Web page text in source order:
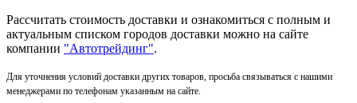
Рассчитать стоимость доставки и ознакомиться с полным и
актуальным списком городов доставки можно на сайте
компании "Автотрейдинг".
Для уточнения условий доставки других товаров, просьба связываться с нашими
менеджерами по телефонам указанным на сайте.